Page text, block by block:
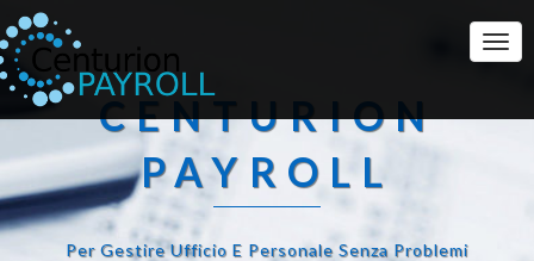
CENTURION
PAYROLL
Per Gestire Ufficio E Personale Senza Problemi